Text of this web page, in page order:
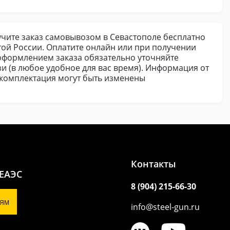
заказ самовывозом в Севастополе бесплатно
России. Оплатите онлайн или при получении
заказа обязательно уточняйте
(в любое удобное для вас время). Информация от
могут быть изменены
ЯМ
Контакты
8 (904) 215-66-30
info@steel-gun.ru